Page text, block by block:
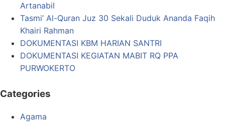
Artanabil
Tasmi’ Al-Quran Juz 30 Sekali Duduk Ananda Faqih
Khairi Rahman
DOKUMENTASI KBM HARIAN SANTRI
DOKUMENTASI KEGIATAN MABIT RQ PPA
PURWOKERTO
Categories
Agama